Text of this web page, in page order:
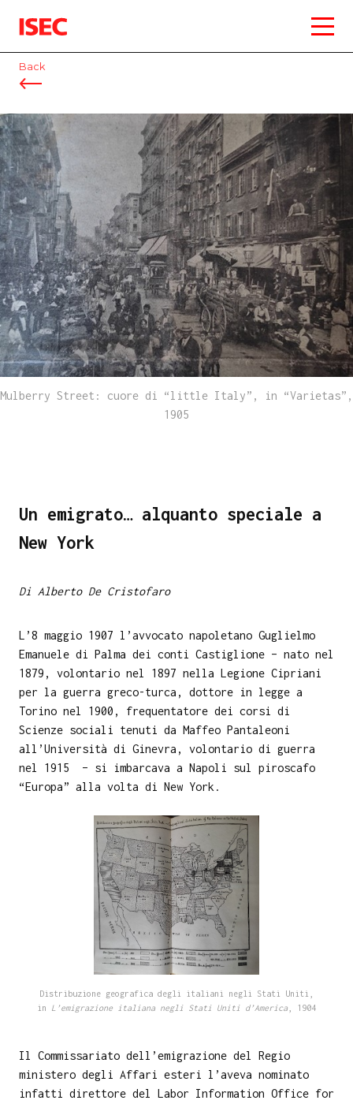
ISEC
Back
Mulberry Street: cuore di “little Italy”, in “Varietas”,
1905
Un emigrato… alquanto speciale a
New York
Di Alberto De Cristofaro
L’8 maggio 1907 l’avvocato napoletano Guglielmo
Emanuele di Palma dei conti Castiglione – nato nel
1879, volontario nel 1897 nella Legione Cipriani
per la guerra greco-turca, dottore in legge a
Torino nel 1900, frequentatore dei corsi di
Scienze sociali tenuti da Maffeo Pantaleoni
all’Università di Ginevra, volontario di guerra
nel 1915 – si imbarcava a Napoli sul piroscafo
“Europa” alla volta di New York.
Distribuzione geografica degli italiani negli Stati Uniti,
in L’emigrazione italiana negli Stati Uniti d’America , 1904
Il Commissariato dell’emigrazione del Regio
ministero degli Affari esteri l’aveva nominato
infatti direttore del Labor Information Office for